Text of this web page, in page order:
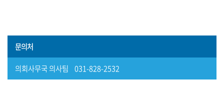
보
공
개
문의처
의회사무국 의사팀 031-828-2532